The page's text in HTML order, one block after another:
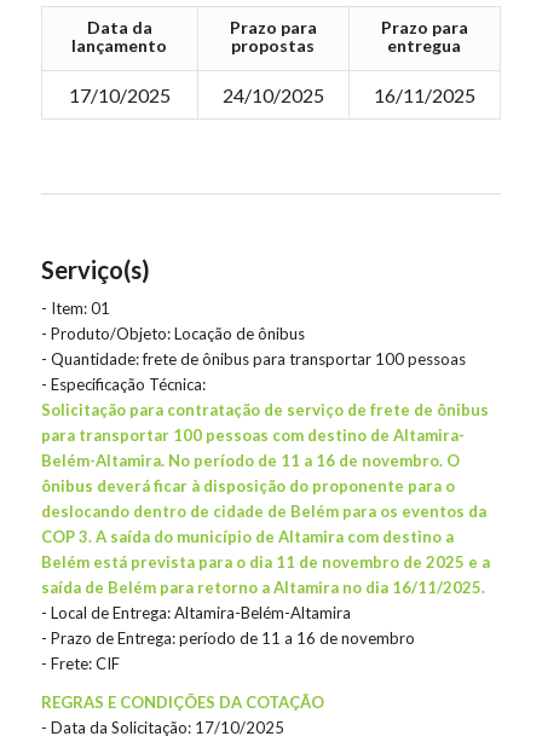
Data da
lançamento
Prazo para
propostas
Prazo para
entregua
17/10/2025 24/10/2025 16/11/2025
Serviço(s)
- Item: 01
- Produto/Objeto: Locação de ônibus
- Quantidade: frete de ônibus para transportar 100 pessoas
- Especificação Técnica:
Solicitação para contratação de serviço de frete de ônibus
para transportar 100 pessoas com destino de Altamira-
Belém-Altamira. No período de 11 a 16 de novembro. O
ônibus deverá ficar à disposição do proponente para o
deslocando dentro de cidade de Belém para os eventos da
COP 3. A saída do município de Altamira com destino a
Belém está prevista para o dia 11 de novembro de 2025 e a
saída de Belém para retorno a Altamira no dia 16/11/2025.
- Local de Entrega: Altamira-Belém-Altamira
- Prazo de Entrega: período de 11 a 16 de novembro
- Frete: CIF
REGRAS E CONDIÇÕES DA COTAÇÃO
- Data da Solicitação: 17/10/2025